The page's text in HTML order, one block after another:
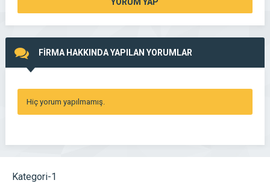
FİRMA HAKKINDA YAPILAN YORUMLAR
Hiç yorum yapılmamış.
Kategori-1